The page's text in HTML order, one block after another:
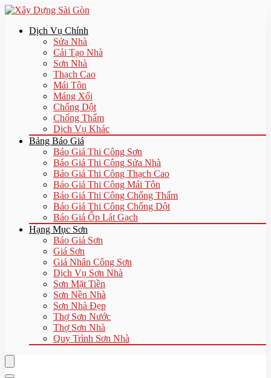
Dịch Vụ Chính
Sửa Nhà
Cải Tạo Nhà
Sơn Nhà
Thạch Cao
Mái Tôn
Máng Xối
Chống Dột
Chống Thấm
Dịch Vụ Khác
Bảng Báo Giá
Báo Giá Thi Công Sơn
Báo Giá Thi Công Sửa Nhà
Báo Giá Thi Công Thạch Cao
Báo Giá Thi Công Mái Tôn
Báo Giá Thi Công Chống Thấm
Báo Giá Thi Công Chống Dột
Báo Giá Ốp Lát Gạch
Hạng Mục Sơn
Báo Giá Sơn
Giá Sơn
Giá Nhân Công Sơn
Dịch Vụ Sơn Nhà
Sơn Mặt Tiền
Sơn Nền Nhà
Sơn Nhà Đẹp
Thợ Sơn Nước
Thợ Sơn Nhà
Quy Trình Sơn Nhà